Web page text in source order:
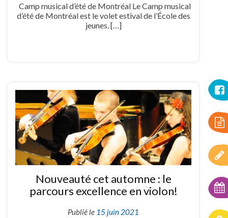
Camp musical d’été de Montréal Le Camp musical
d’été de Montréal est le volet estival de l’École des
jeunes. […]
Nouveauté cet automne : le
parcours excellence en violon!
Publié le 15 juin 2021